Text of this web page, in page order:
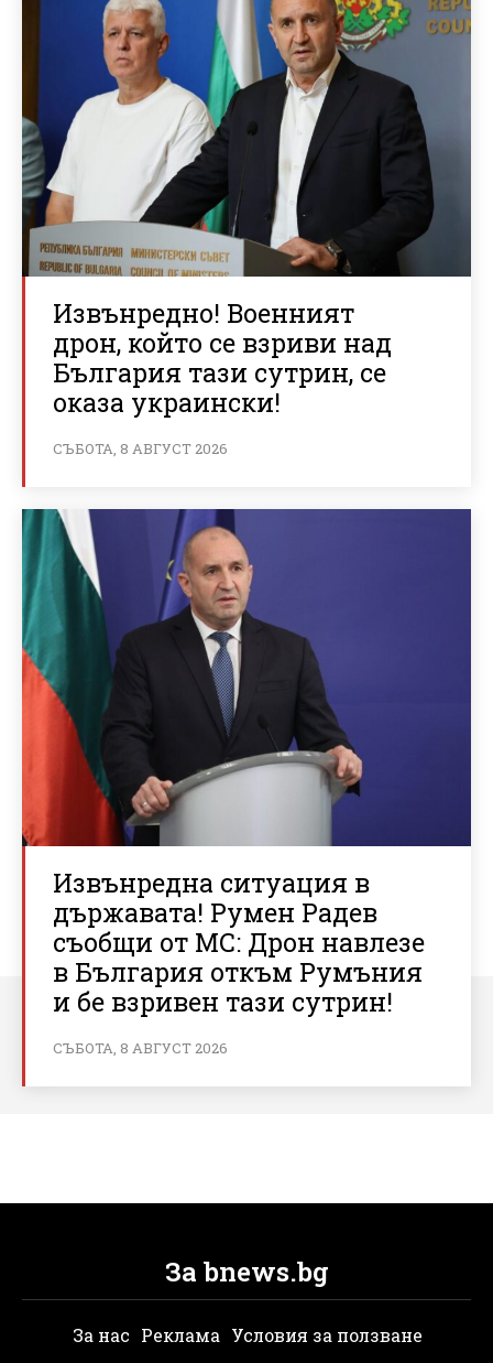
Извънредно! Военният
дрон, който се взриви над
България тази сутрин, се
оказа украински!
СЪБОТА, 8 АВГУСТ 2026
Извънредна ситуация в
държавата! Румен Радев
съобщи от МС: Дрон навлезе
в България откъм Румъния
и бе взривен тази сутрин!
СЪБОТА, 8 АВГУСТ 2026
За bnews.bg
За нас Реклама Условия за ползване